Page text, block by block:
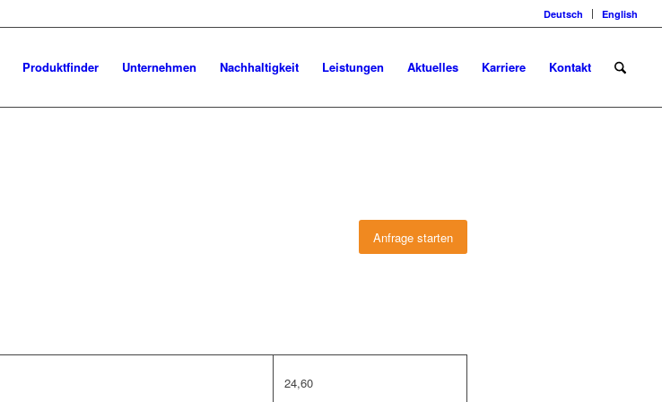
Deutsch English
Produktfinder Unternehmen Nachhaltigkeit Leistungen Aktuelles Karriere Kontakt
Anfrage starten
24,60